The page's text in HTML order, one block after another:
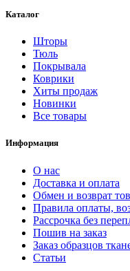
Каталог
Шторы
Тюль
Покрывала
Коврики
Хиты продаж
Новинки
Все товары
Информация
О нас
Доставка и оплата
Обмен и возврат
Правила оплаты,
Рассрочка без
Пошив на заказ
Заказ образцов
Статьи